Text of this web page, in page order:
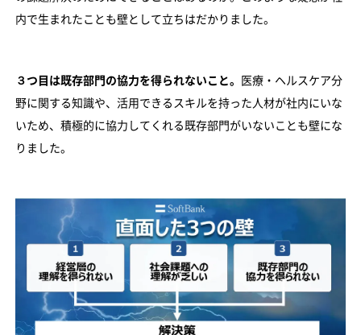
内で生まれたことも壁として立ちはだかりました。
３つ目は既存部門の協力を得られないこと。
医療・ヘルスケア分
野に関する知識や、活用できるスキルを持った人材が社内にいな
いため、積極的に協力してくれる既存部門がいないことも壁にな
りました。